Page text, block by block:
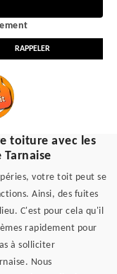
toiture avec les
votre toit peut se
Ainsi, des fuites
C'est pour cela qu'il
rapidement pour
à solliciter
Nous